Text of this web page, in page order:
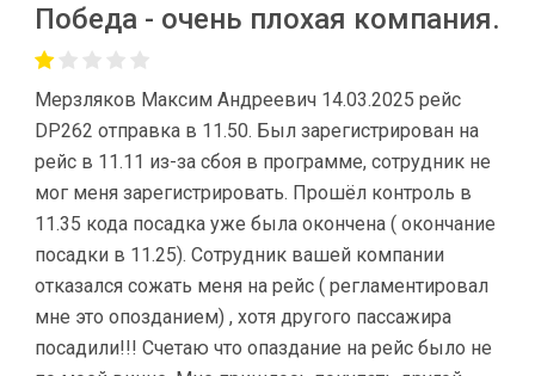
Победа - очень плохая компания.
Мерзляков Максим Андреевич 14.03.2025 рейс
DP262 отправка в 11.50. Был зарегистрирован на
рейс в 11.11 из-за сбоя в программе, сотрудник не
мог меня зарегистрировать. Прошёл контроль в
11.35 кода посадка уже была окончена ( окончание
посадки в 11.25). Сотрудник вашей компании
отказался сожать меня на рейс ( регламентировал
мне это опозданием) , хотя другого пассажира
посадили!!! Счетаю что опаздание на рейс было не